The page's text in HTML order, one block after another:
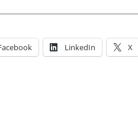
LinkedIn X